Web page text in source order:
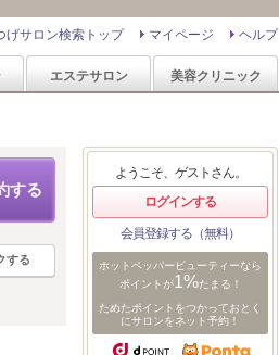
ヘルプ
マイページ
げサロン検索トップ
エステサロン 美容クリニック
する
する
ようこそ、ゲストさん。
ログインする
会員登録する（無料）
ホットペッパービューティーなら
ポイントが1%たまる！
ためたポイントをつかっておとく
にサロンをネット予約！